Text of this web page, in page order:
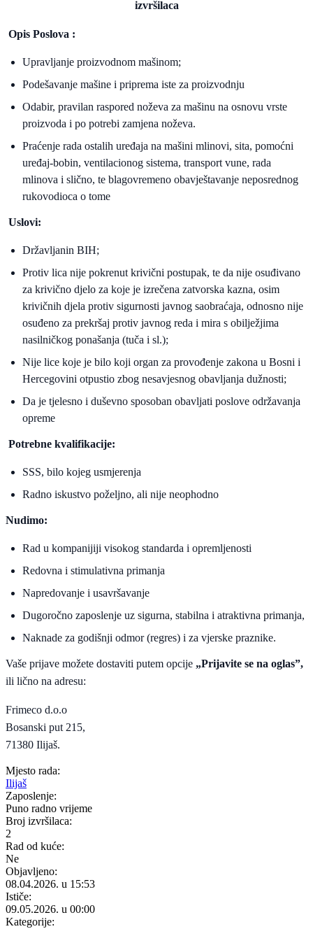
izvršilaca
Opis Poslova :
Upravljanje proizvodnom mašinom;
Podešavanje mašine i priprema iste za proizvodnju
Odabir, pravilan raspored noževa za mašinu na osnovu vrste
proizvoda i po potrebi zamjena noževa.
Praćenje rada ostalih uređaja na mašini mlinovi, sita, pomoćni
uređaj-bobin, ventilacionog sistema, transport vune, rada
mlinova i slično, te blagovremeno obavještavanje neposrednog
rukovodioca o tome
Uslovi:
Državljanin BIH;
Protiv lica nije pokrenut krivični postupak, te da nije osuđivano
za krivično djelo za koje je izrečena zatvorska kazna, osim
krivičnih djela protiv sigurnosti javnog saobraćaja, odnosno nije
osuđeno za prekršaj protiv javnog reda i mira s obilježjima
nasilničkog ponašanja (tuča i sl.);
Nije lice koje je bilo koji organ za provođenje zakona u Bosni i
Hercegovini otpustio zbog nesavjesnog obavljanja dužnosti;
Da je tjelesno i duševno sposoban obavljati poslove održavanja
opreme
Potrebne kvalifikacije:
SSS, bilo kojeg usmjerenja
Radno iskustvo poželjno, ali nije neophodno
Nudimo:
Rad u kompanijiji visokog standarda i opremljenosti
Redovna i stimulativna primanja
Napredovanje i usavršavanje
Dugoročno zaposlenje uz sigurna, stabilna i atraktivna primanja,
Naknade za godišnji odmor (regres) i za vjerske praznike.
Vaše prijave možete dostaviti putem opcije „Prijavite se na oglas”,
ili lično na adresu:
Frimeco d.o.o
Bosanski put 215,
71380 Ilijaš.
Mjesto rada:
Ilijaš
Zaposlenje:
Puno radno vrijeme
Broj izvršilaca:
2
Rad od kuće:
Ne
Objavljeno:
08.04.2026. u 15:53
Ističe:
09.05.2026. u 00:00
Kategorije: